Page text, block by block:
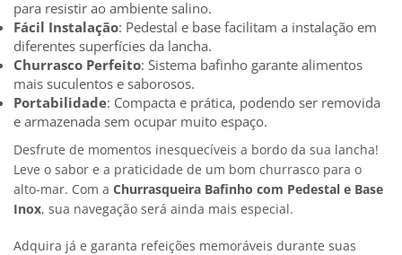
para resistir ao ambiente salino.
Fácil Instalação: Pedestal e base facilitam a instalação em
diferentes superfícies da lancha.
Churrasco Perfeito: Sistema bafinho garante alimentos
mais suculentos e saborosos.
Portabilidade: Compacta e prática, podendo ser removida
e armazenada sem ocupar muito espaço.
Desfrute de momentos inesquecíveis a bordo da sua lancha!
Leve o sabor e a praticidade de um bom churrasco para o
alto-mar. Com a Churrasqueira Bafinho com Pedestal e Base
Inox, sua navegação será ainda mais especial.
Adquira já e garanta refeições memoráveis durante suas